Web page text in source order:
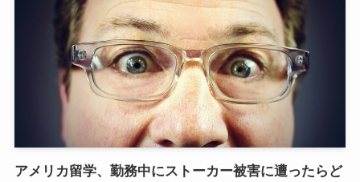
アメリカ留学、勤務中にストーカー被害に遭ったらど